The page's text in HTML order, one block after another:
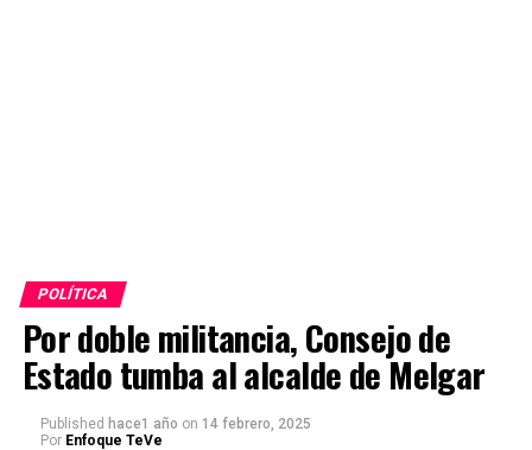
POLÍTICA
Por doble militancia, Consejo de
Estado tumba al alcalde de Melgar
Published hace1 año on 14 febrero, 2025
Por Enfoque TeVe